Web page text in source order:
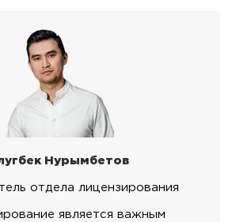
Нурымбетов
отдела лицензирования
является важным